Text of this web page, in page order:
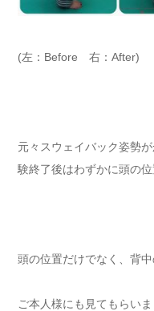
(左：Before 右：After)
元々スウェイバック姿勢
験終了後はわずかに頭の
頭の位置だけでなく、背
ご本人様にも見てもらいま